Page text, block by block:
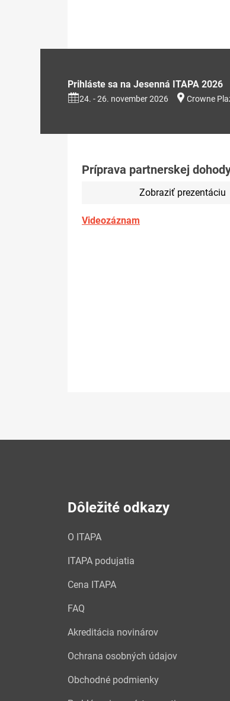
Prihláste sa na Jesenná ITAPA 2026
24. - 26. november 2026 Crowne
Príprava partnerskej
Zobraziť prezentáciu
Videozáznam
Dôležité odkazy
O ITAPA
ITAPA podujatia
Cena ITAPA
FAQ
Akreditácia novinárov
Ochrana osobných údajov
Obchodné podmienky